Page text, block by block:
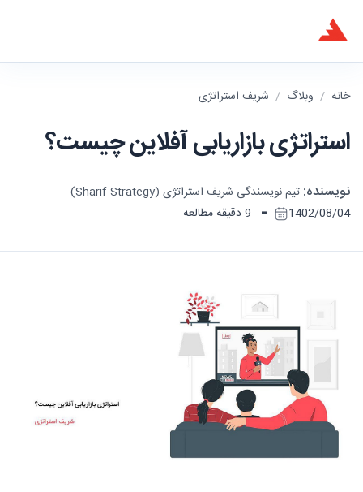
خانه / وبلاگ / شریف استراتژی
استراتژی بازاریابی آفلاین چیست؟
نویسنده: تیم نویسندگی شریف استراتژی (Sharif Strategy)
1402/08/04
- 9 دقیقه مطالعه